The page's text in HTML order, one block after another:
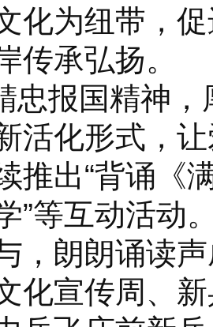
化为纽带，
传承弘扬。
忠报国精神
活化形式，
推出“背诵《
”等互动活动
，朗朗诵读
化宣传周、